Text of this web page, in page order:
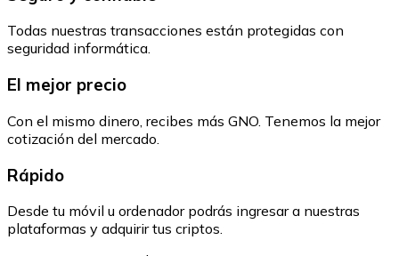
Todas nuestras transacciones están protegidas con
seguridad informática.
El mejor precio
Con el mismo dinero, recibes más GNO. Tenemos la mejor
cotización del mercado.
Rápido
Desde tu móvil u ordenador podrás ingresar a nuestras
plataformas y adquirir tus criptos.